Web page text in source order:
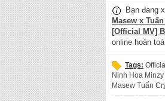
Bạn đang
Masew x
[Official MV]
online hoàn
Tags:
Ninh Hoa
Masew Tuấn
Hòa Minzy ft